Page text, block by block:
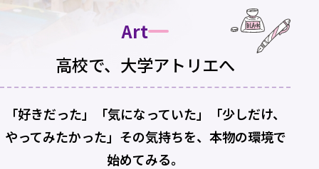
Art
高校で、大学アトリエへ
「好きだった」「気になっていた」「少しだけ、
やってみたかった」その気持ちを、本物の環境で
始めてみる。